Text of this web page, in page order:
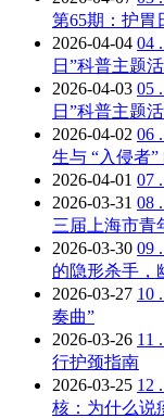
第65期：护胃
2026-04-04 04 .
日”科普主题
2026-04-03 05 .
日”科普主题
2026-04-02 06 .
生与 “入侵者”
2026-04-01 07 .
2026-03-31 08 .
三届上海市青
2026-03-30 09 .
的隐形杀手，
2026-03-27 10 .
奏曲”
2026-03-26 11 .
行护颈指南
2026-03-25 12 .
核：为什么说